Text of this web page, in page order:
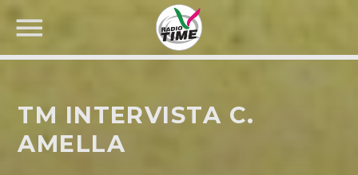
TM INTERVISTA C.
AMELLA